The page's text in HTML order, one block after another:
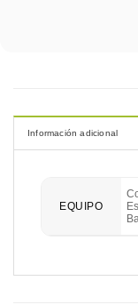
Información adicional
EQUIPO